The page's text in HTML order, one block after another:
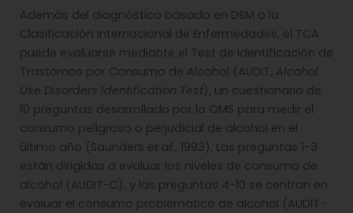
Además del diagnóstico basado en DSM o la
Clasificación Internacional de Enfermedades, el TCA
puede evaluarse mediante el Test de Identificación de
Trastornos por Consumo de Alcohol (AUDIT, Alcohol
Use Disorders Identification Test), un cuestionario de
10 preguntas desarrollado por la OMS para medir el
consumo peligroso o perjudicial de alcohol en el
último año (Saunders et al. , 1993). Las preguntas 1-3
están dirigidas a evaluar los niveles de consumo de
alcohol (AUDIT-C), y las preguntas 4-10 se centran en
evaluar el consumo problemático de alcohol (AUDIT-